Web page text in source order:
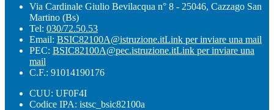
Via Cardinale Giulio Bevilacqua n° 8 - 25046, Cazzago San
Martino (Bs)
Tel: 030/72.50.53
Email: BSIC82100A@istruzione.itLink per inviare una mail
PEC: BSIC82100A@pec.istruzione.itLink per inviare una
mail
C.F.: 91014190176
CUU: UF0F4I
Codice IPA: istsc_bsic82100a